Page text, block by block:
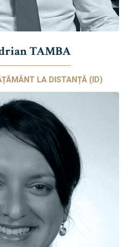
TAMBA
LA DISTANȚĂ (ID)